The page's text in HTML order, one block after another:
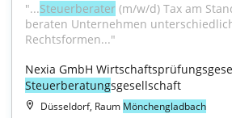
"...Steuerberater (m/w/d) Tax am
beraten Unternehmen
Rechtsformen..."
Steuerberatungsgesellschaft
Düsseldorf, Raum Mönchengladbach